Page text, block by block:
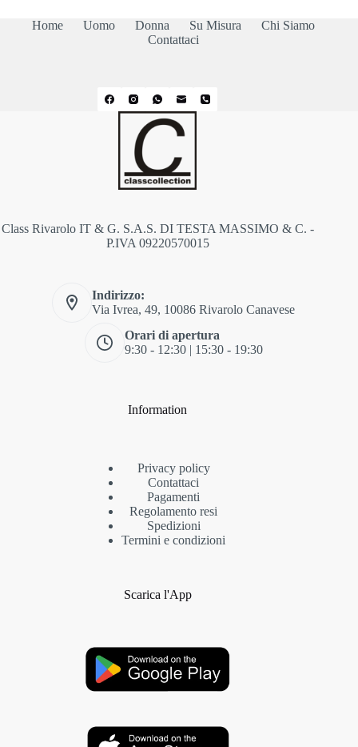
Home Uomo Donna Su Misura
Chi Siamo
Contattaci
Class Rivarolo IT & G. S.A.S. DI TESTA MASSIMO & C. -
P.IVA 09220570015
Indirizzo:
Via Ivrea, 49, 10086 Rivarolo Canavese
Orari di apertura
9:30 - 12:30 | 15:30 - 19:30
Information
Privacy policy
Contattaci
Pagamenti
Regolamento resi
Spedizioni
Termini e condizioni
Scarica l'App